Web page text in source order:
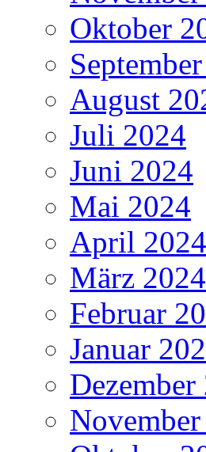
Oktober
August
Juli 2024
Juni 2024
Mai 2024
April 2024
März 2024
Februar
Januar
Dezember